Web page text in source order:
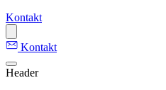
Kontakt
Kontakt
Header